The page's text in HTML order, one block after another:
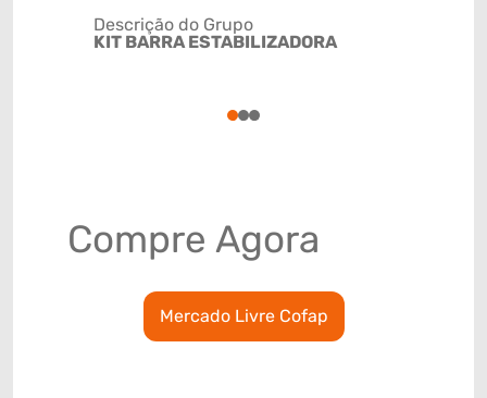
Descrição do Grupo
KIT BARRA ESTABILIZADORA
123
Compre Agora
Mercado Livre Cofap